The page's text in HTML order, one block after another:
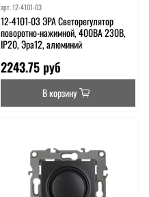
арт. 12-4101-03
12-4101-03 ЭРА Светорегулятор
поворотно-нажимной, 400ВА 230В,
IP20, Эра12, алюминий
2243.75 руб
В корзину